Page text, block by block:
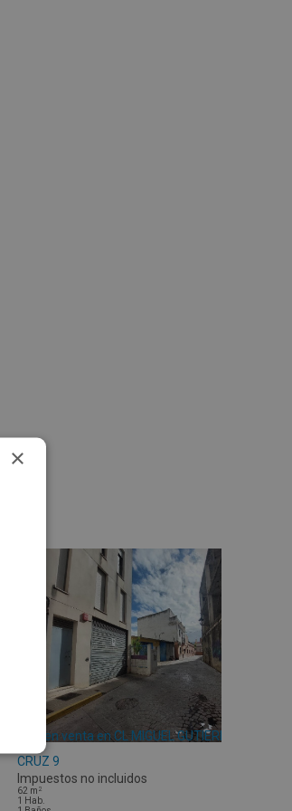
Piso en venta en CL MIGUEL GUTIERREZ
CRUZ 9
Impuestos no incluidos
62 m 2
1
Hab.
×